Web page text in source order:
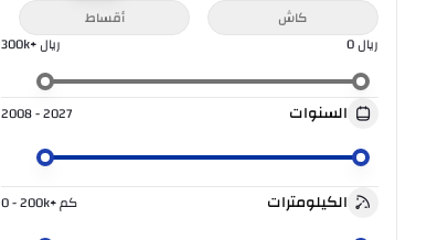
كاش
أقساط
ريال0 ريال300k+
السنوات 2008 - 2027
الكيلومترات 0 - 200k+كم